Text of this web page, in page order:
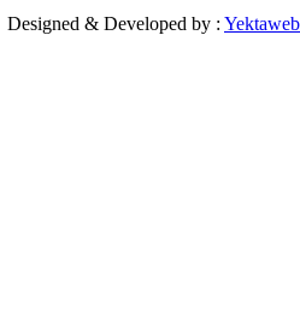
Designed & Developed by :